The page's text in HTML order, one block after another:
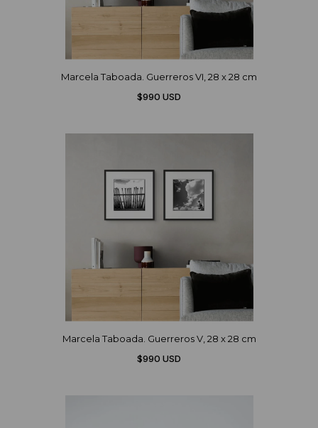
Marcela Taboada. Guerreros VI, 28 x 28 cm
$990 USD
Marcela Taboada. Guerreros V, 28 x 28 cm
$990 USD